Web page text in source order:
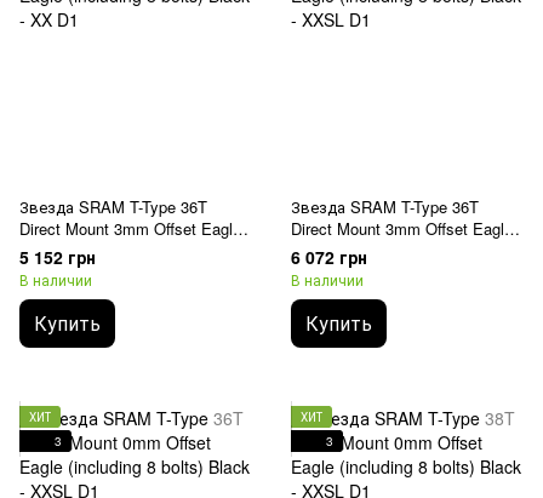
Звезда SRAM T-Type 36T
Direct Mount 3mm Offset Eagle
(including 8 bolts) Black - XX D1
5 152 грн
В наличии
Купить
Звезда SRAM T-Type 36T
Direct Mount 3mm Offset Eagle
(including 8 bolts) Black - XXSL
D1
6 072 грн
В наличии
Купить
ХИТ
3
ХИТ
3